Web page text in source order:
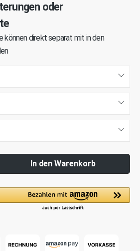
oder
können direkt separat mit in den
In den Warenkorb